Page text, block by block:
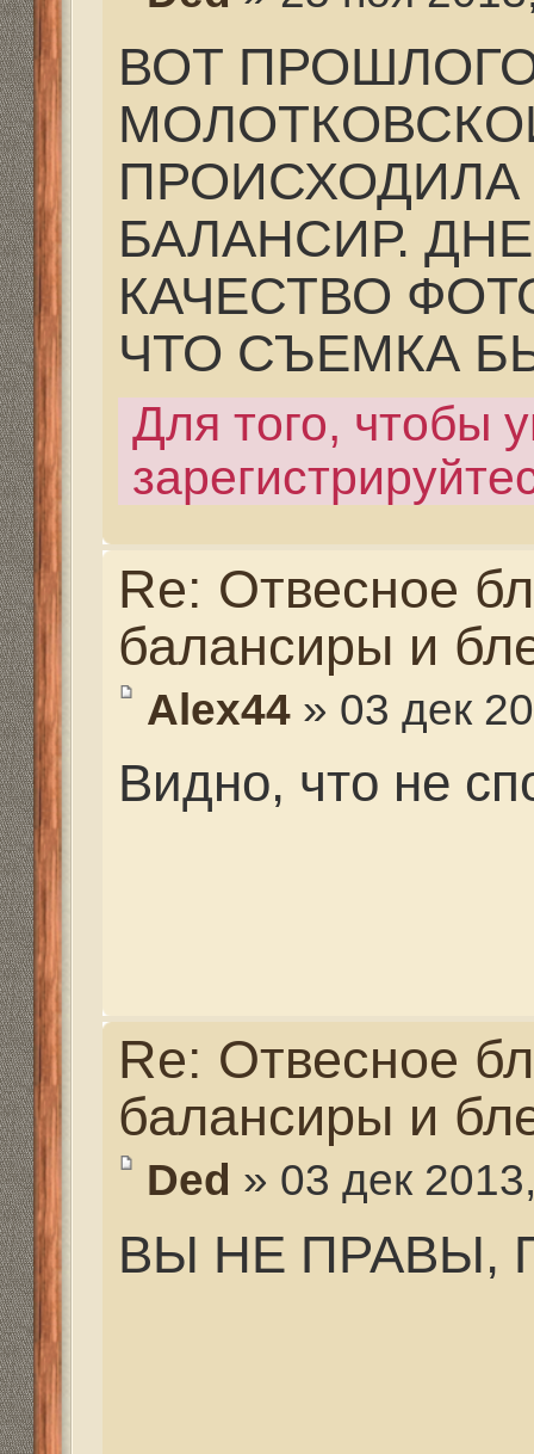
Re: Отвесное
балансиры и блесна.
ZimaGor» 03 дек 2013,
Сколько раз ловил
10ок раз) паузы,
второстепенно, если
то он клюнет, если
кол тиши его не
рыбалка на окуня это
занятие, чем больше
окуня)))
бывало сверлиш
глубине и
30ть лунок на разных
НЕТ)))))
кстате не
блесна, маленькая
твистером,
пилькер, мормышка с
без нее, есть много
рабочие!
Re: Отвесное